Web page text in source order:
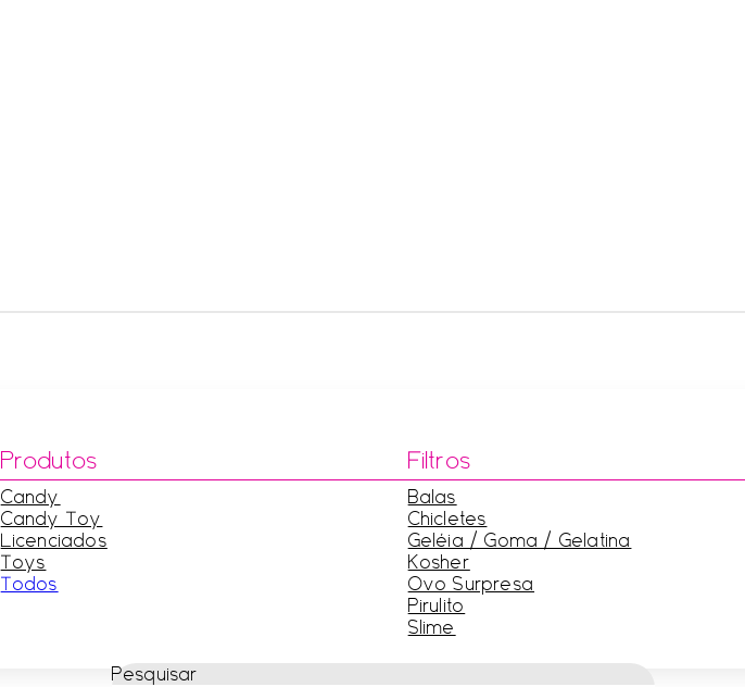
Produtos
Candy
Candy Toy
Licenciados
Toys
Todos
Filtros
Balas
Chicletes
Geléia / Goma / Gelatina
Kosher
Ovo Surpresa
Pirulito
Slime
Pesquisar